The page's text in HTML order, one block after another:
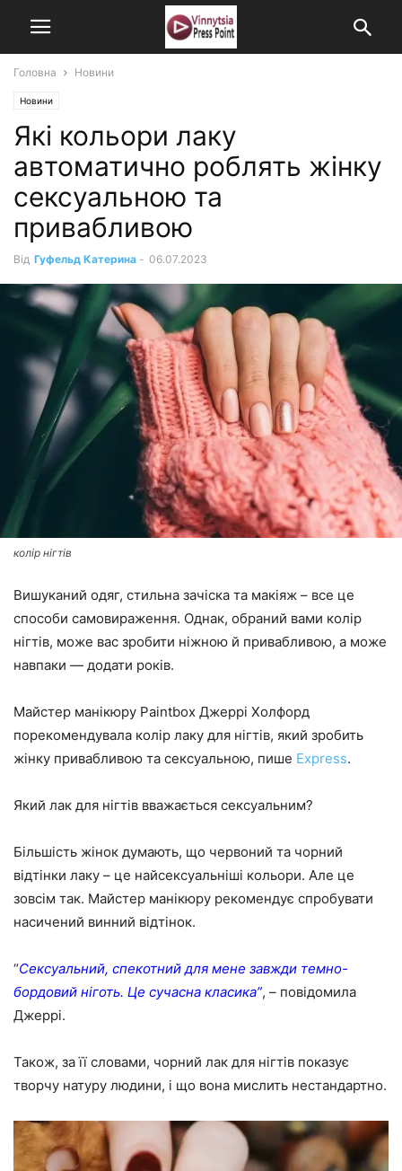
Головна Новини
Новини
Які кольори лаку
автоматично роблять жінку
сексуальною та
привабливою
Від Гуфельд Катерина - 06.07.2023
колір нігтів
Вишуканий одяг, стильна зачіска та макіяж – все це
способи самовираження. Однак, обраний вами колір
нігтів, може вас зробити ніжною й привабливою, а може
навпаки — додати років.
Майстер манікюру Paintbox Джеррі Холфорд
порекомендувала колір лаку для нігтів, який зробить
жінку привабливою та сексуальною, пише Express.
Який лак для нігтів вважається сексуальним?
Більшість жінок думають, що червоний та чорний
відтінки лаку – це найсексуальніші кольори. Але це
зовсім так. Майстер манікюру рекомендує спробувати
насичений винний відтінок.
“Сексуальний, спекотний для мене завжди темно-
бордовий ніготь. Це сучасна класика”, – повідомила
Джеррі.
Також, за її словами, чорний лак для нігтів показує
творчу натуру людини, і що вона мислить нестандартно.